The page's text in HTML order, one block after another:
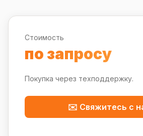
Стоимость
по запросу
Покупка через техподдержку.
✉️ Свяжитесь с